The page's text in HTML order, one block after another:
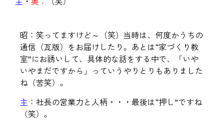
昭：笑ってますけど～（笑）当時は、何度かうちの
通信（瓦版）をお届けしたり。あとは“家づくり教
室”にお誘いして、具体的な話をする中で、「いや
いやまだですから」っていうやりとりもありました
ね（苦笑）。
主 ：社長の営業力と人柄・・・最後は“押し”ですね
（笑）。